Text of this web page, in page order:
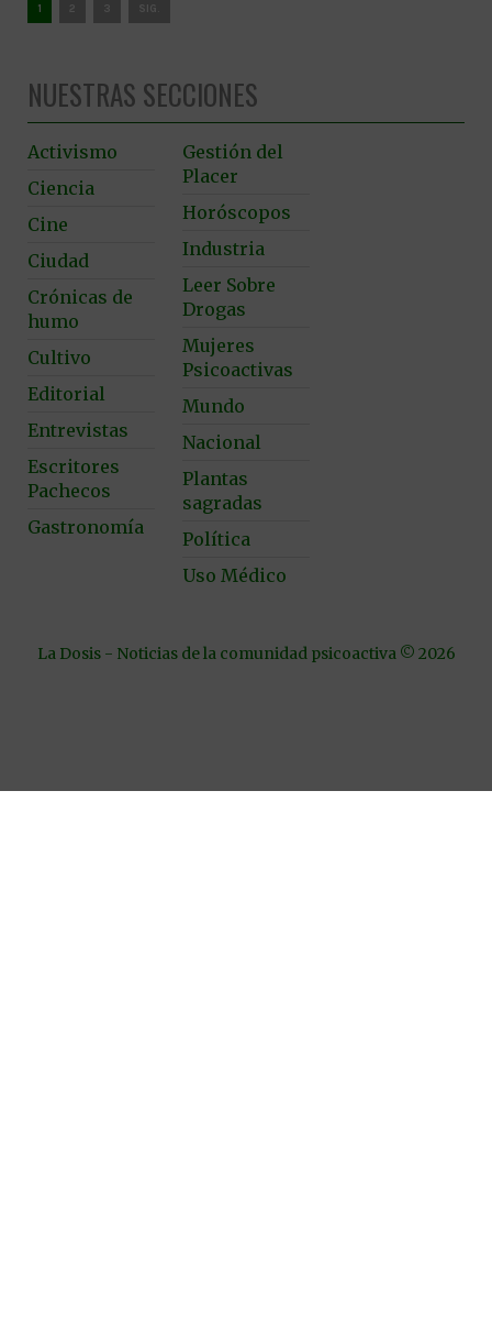
1 2 3 SIG.
NUESTRAS SECCIONES
Activismo
Ciencia
Cine
Ciudad
Crónicas de
humo
Cultivo
Editorial
Entrevistas
Escritores
Pachecos
Gastronomía
Gestión del
Placer
Horóscopos
Industria
Leer Sobre
Drogas
Mujeres
Psicoactivas
Mundo
Nacional
Plantas
sagradas
Política
Uso Médico
La Dosis - Noticias de la comunidad psicoactiva © 2026